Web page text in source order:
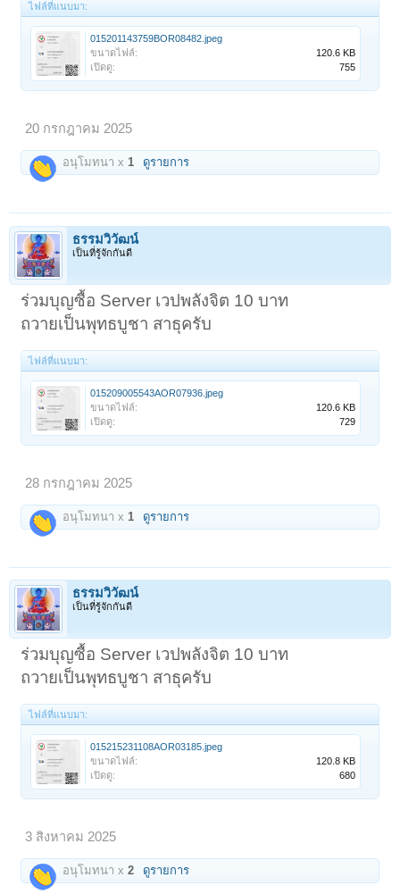
ไฟล์ที่แนบมา:
015201143759BOR08482.jpeg
ขนาดไฟล์:
120.6 KB
เปิดดู:
755
20 กรกฎาคม 2025
อนุโมทนา x1 ดูรายการ
ธรรมวิวัฒน์
เป็นที่รู้จักกันดี
ร่วมบุญซื้อ Server เวปพลังจิต 10 บาท
ถวายเป็นพุทธบูชา สาธุครับ
ไฟล์ที่แนบมา:
015209005543AOR07936.jpeg
ขนาดไฟล์:
120.6 KB
เปิดดู:
729
28 กรกฎาคม 2025
อนุโมทนา x 1 ดูรายการ
ธรรมวิวัฒน์
เป็นที่รู้จักกันดี
ร่วมบุญซื้อ Server เวปพลังจิต 10 บาท
ถวายเป็นพุทธบูชา สาธุครับ
ไฟล์ที่แนบมา:
015215231108AOR03185.jpeg
ขนาดไฟล์:
120.8 KB
เปิดดู:
680
3 สิงหาคม 2025
อนุโมทนา x2 ดูรายการ